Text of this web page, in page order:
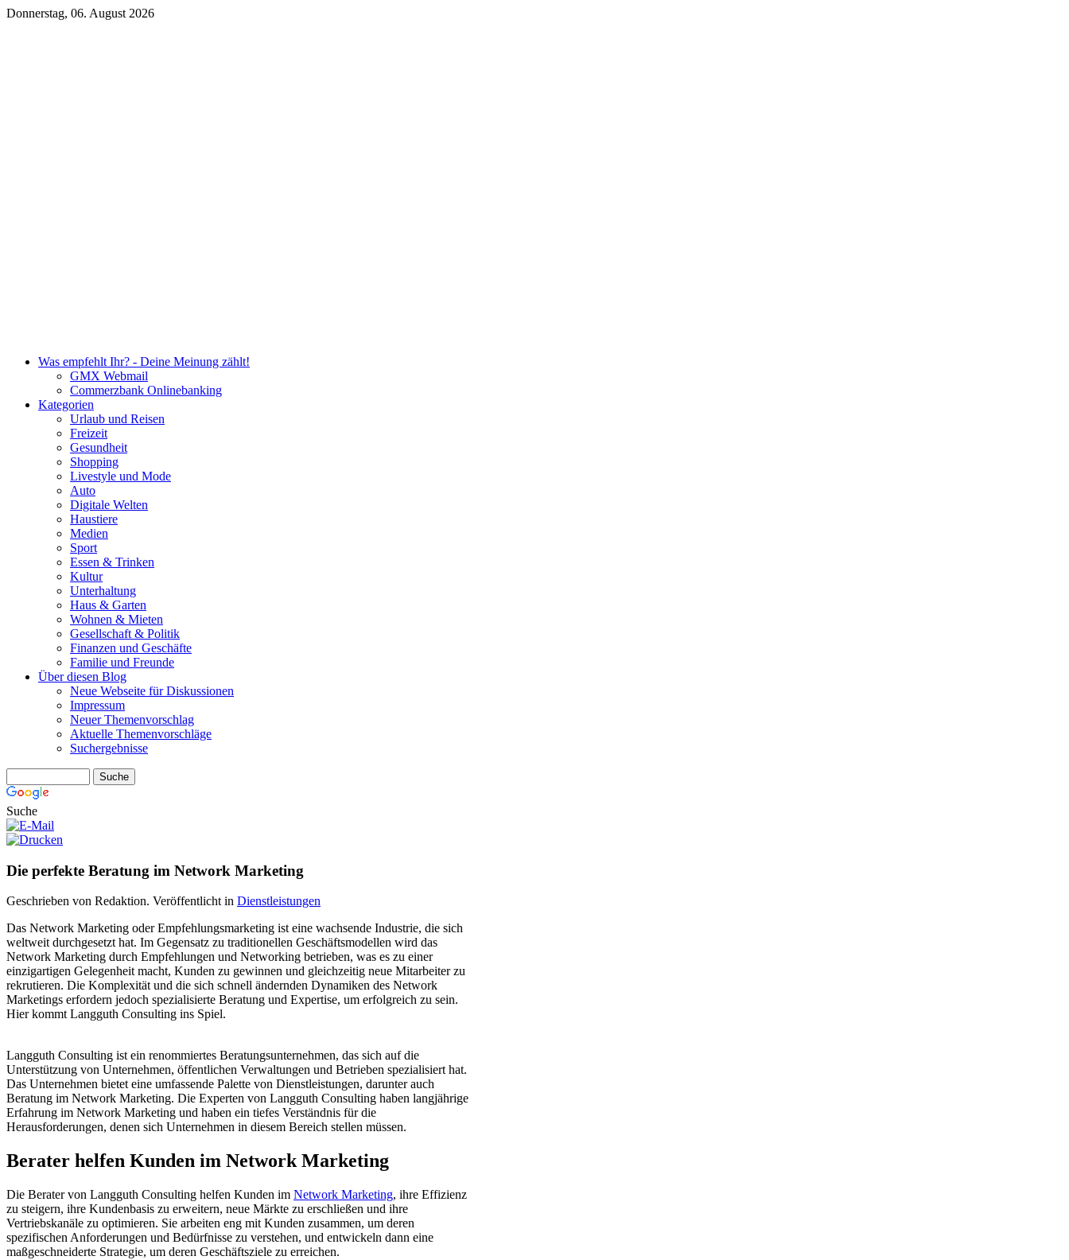
Donnerstag, 06. August 2026
Was empfehlt Ihr? - Deine Meinung zählt!
GMX Webmail
Commerzbank Onlinebanking
Kategorien
Urlaub und Reisen
Freizeit
Gesundheit
Shopping
Livestyle und Mode
Auto
Digitale Welten
Haustiere
Medien
Sport
Essen & Trinken
Kultur
Unterhaltung
Haus & Garten
Wohnen & Mieten
Gesellschaft & Politik
Finanzen und Geschäfte
Familie und Freunde
Über diesen Blog
Neue Webseite für Diskussionen
Impressum
Neuer Themenvorschlag
Aktuelle Themenvorschläge
Suchergebnisse
Suche
Die perfekte Beratung im Network Marketing
Geschrieben von Redaktion. Veröffentlicht in Dienstleistungen
Das Network Marketing oder Empfehlungsmarketing ist eine wachsende Industrie, die sich
weltweit durchgesetzt hat. Im Gegensatz zu traditionellen Geschäftsmodellen wird das
Network Marketing durch Empfehlungen und Networking betrieben, was es zu einer
einzigartigen Gelegenheit macht, Kunden zu gewinnen und gleichzeitig neue Mitarbeiter zu
rekrutieren. Die Komplexität und die sich schnell ändernden Dynamiken des Network
Marketings erfordern jedoch spezialisierte Beratung und Expertise, um erfolgreich zu sein.
Hier kommt Langguth Consulting ins Spiel.
Langguth Consulting ist ein renommiertes Beratungsunternehmen, das sich auf die
Unterstützung von Unternehmen, öffentlichen Verwaltungen und Betrieben spezialisiert hat.
Das Unternehmen bietet eine umfassende Palette von Dienstleistungen, darunter auch
Beratung im Network Marketing. Die Experten von Langguth Consulting haben langjährige
Erfahrung im Network Marketing und haben ein tiefes Verständnis für die
Herausforderungen, denen sich Unternehmen in diesem Bereich stellen müssen.
Berater helfen Kunden im Network Marketing
Die Berater von Langguth Consulting helfen Kunden im Network Marketing, ihre Effizienz
zu steigern, ihre Kundenbasis zu erweitern, neue Märkte zu erschließen und ihre
Vertriebskanäle zu optimieren. Sie arbeiten eng mit Kunden zusammen, um deren
spezifischen Anforderungen und Bedürfnisse zu verstehen, und entwickeln dann eine
maßgeschneiderte Strategie, um deren Geschäftsziele zu erreichen.